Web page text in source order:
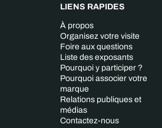
LIENS RAPIDES
À propos
Organisez votre visite
Foire aux questions
Liste des exposants
Pourquoi y participer ?
Pourquoi associer votre
marque
Relations publiques et
médias
Contactez-nous